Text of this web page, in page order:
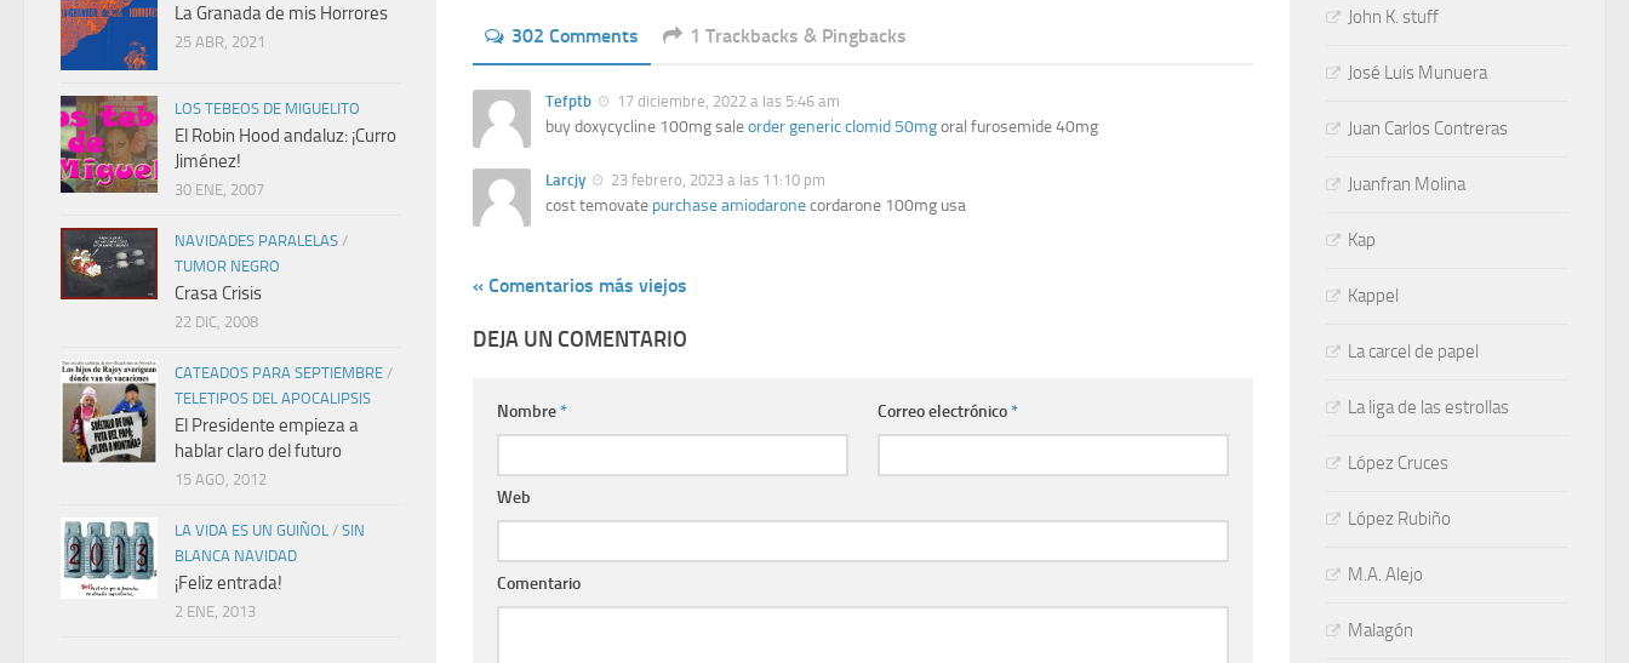
302 Comments 1 Trackbacks & Pingbacks
Tefptb 17 diciembre, 2022 a las 5:46 am
buy doxycycline 100mg saleorder generic clomid 50mgoral furosemide 40mg
Larcjy 23 febrero, 2023 a las 11:10 pm
cost temovate purchase amiodaronecordarone 100mg usa
« Comentarios más viejos
DEJA UN COMENTARIO
Nombre* Correo electrónico*
Web
Comentario
La Granada de mis Horrores
25 ABR, 2021
LOS TEBEOS DE MIGUELITO
El Robin Hood andaluz: ¡Curro
Jiménez!
30 ENE, 2007
NAVIDADES PARALELAS /
TUMOR NEGRO
Crasa Crisis
22 DIC, 2008
CATEADOS PARA SEPTIEMBRE /
TELETIPOS DEL APOCALIPSIS
El Presidente empieza a
hablar claro del futuro
15 AGO, 2012
LA VIDA ES UN GUIÑOL / SIN
BLANCA NAVIDAD
¡Feliz entrada!
2 ENE, 2013
John K. stuff
José Luis Munuera
Juan Carlos Contreras
Juanfran Molina
Kap
Kappel
La carcel de papel
La liga de las estrollas
López Cruces
López Rubiño
M.A. Alejo
Malagón